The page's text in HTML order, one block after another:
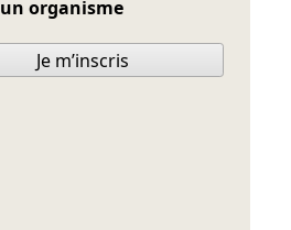
un organisme
Je m’inscris